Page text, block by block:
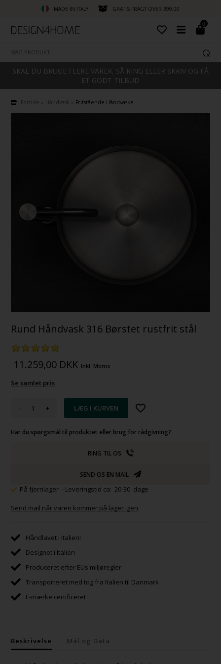
MADE IN ITALY GRATIS FRAGT OVER 399,00
0
SKAL DU BRUGE FLERE VARER, SÅ RING ELLER SKRIV OG FÅ
ET GODT TILBUD
Forside Håndvask Fritstående Håndvaske
Rund Håndvask 316 Børstet rustfrit stål
11.259,00 DKK Inkl. Moms
Se samlet pris
- +
Har du spørgsmål til produktet eller brug for rådgivning?
RING TIL OS
SEND OS EN MAIL
På fjernlager - Leveringstid ca: 20-30 dage
Send mail når varen kommer på lager igen
Håndlavet i Italien!
Designet i Italien
Produceret efter EUs miljøregler
Transporteret med tog fra Italien til Danmark
E-mærke certificeret
Beskrivelse Mål og Data